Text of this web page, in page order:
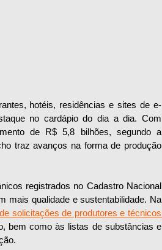
hotéis, residências e sites de e-
no cardápio do dia a dia. Com
de R$ 5,8 bilhões, segundo a
traz avanços na forma de produção
registrados no Cadastro Nacional
mais qualidade e sustentabilidade. Na
solicitações de produtores e técnicos
bem como às listas de substâncias e